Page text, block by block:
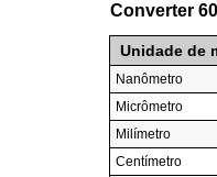
Converter
Unidade de
Nanômetro
Micrômetro
Milímetro
Centímetro